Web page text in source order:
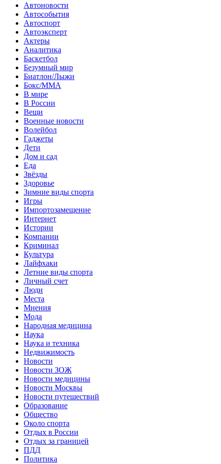
Автоновости
Автособытия
Автоспорт
Автоэксперт
Актеры
Аналитика
Баскетбол
Безумный мир
Биатлон/Лыжи
Бокс/MMA
В мире
В России
Вещи
Военные новости
Волейбол
Гаджеты
Дети
Дом и сад
Еда
Звёзды
Здоровье
Зимние виды спорта
Игры
Импортозамещение
Интернет
Истории
Компании
Криминал
Культура
Лайфхаки
Летние виды спорта
Личный счет
Люди
Места
Мнения
Мода
Народная медицина
Наука
Наука и техника
Недвижимость
Новости
Новости ЗОЖ
Новости медицины
Новости Москвы
Новости путешествий
Образование
Общество
Около спорта
Отдых в России
Отдых за границей
ПДД
Политика